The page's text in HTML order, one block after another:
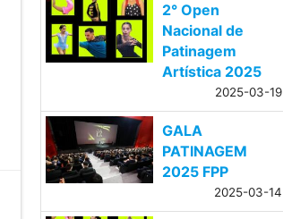
2° Open
Nacional de
Patinagem
Artística 2025
2025-03-19
GALA
PATINAGEM
2025 FPP
2025-03-14